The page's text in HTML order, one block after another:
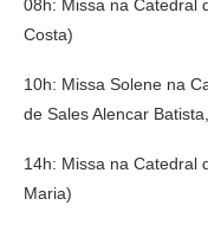
08h: Missa na Catedral
Costa)
10h: Missa Solene na
de Sales Alencar
14h: Missa na Catedral
Maria)